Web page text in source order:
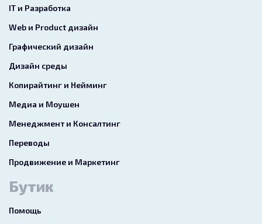
IT и Разработка
Web и Product дизайн
Графический дизайн
Дизайн среды
Копирайтинг и Нейминг
Медиа и Моушен
Менеджмент и Консалтинг
Переводы
Продвижение и Маркетинг
Бутик
Помощь